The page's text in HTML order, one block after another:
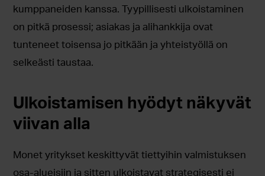
kumppaneiden kanssa. Tyypillisesti ulkoistaminen
on pitkä prosessi; asiakas ja alihankkija ovat
tunteneet toisensa jo pitkään ja yhteistyöllä on
selkeästi taustaa.
Ulkoistamisen hyödyt näkyvät
viivan alla
Monet yritykset keskittyvät tiettyihin valmistuksen
osa-alueisiin ja sitten ulkoistavat strategisesti ei